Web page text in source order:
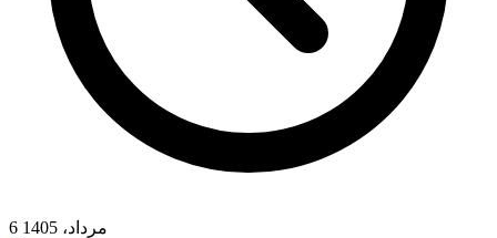
6 مرداد، 1405